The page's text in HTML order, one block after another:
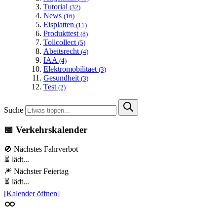
Tutorial (32)
News (16)
Eisplatten (11)
Produkttest (8)
Tollcollect (5)
Abeitsrecht (4)
IAA (4)
Elektromobilitaet (3)
Gesundheit (3)
Test (2)
Suche
📅 Verkehrskalender
🚫 Nächstes Fahrverbot
⏳ lädt...
🎆 Nächster Feiertag
⏳ lädt...
[Kalender öffnen]